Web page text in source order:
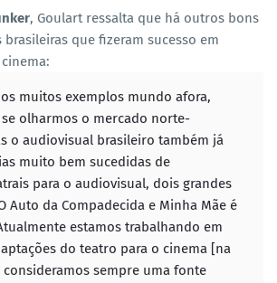
, Goulart ressalta que há outros bons
brasileiras que fizeram sucesso em
muitos exemplos mundo afora,
olharmos o mercado norte-
o audiovisual brasileiro também já
muito bem sucedidas de
para o audiovisual, dois grandes
Auto da Compadecida e Minha Mãe é
estamos trabalhando em
do teatro para o cinema [na
consideramos sempre uma fonte